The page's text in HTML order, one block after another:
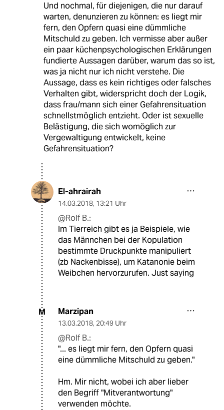
Und nochmal, für diejenigen, die nur darauf
warten, denunzieren zu können: es liegt mir
fern, den Opfern quasi eine dümmliche
Mitschuld zu geben. Ich vermisse aber außer
ein paar küchenpsychologischen Erklärungen
fundierte Aussagen darüber, warum das so ist,
was ja nicht nur ich nicht verstehe. Die
Aussage, dass es kein richtiges oder falsches
Verhalten gibt, widerspricht doch der Logik,
dass frau/mann sich einer Gefahrensituation
schnellstmöglich entzieht. Oder ist sexuelle
Belästigung, die sich womöglich zur
Vergewaltigung entwickelt, keine
Gefahrensituation?
El-ahrairah
14.03.2018, 13:21 Uhr
@Rolf B.:
Im Tierreich gibt es ja Beispiele, wie
das Männchen bei der Kopulation
bestimmte Druckpunkte manipuliert
(zb Nackenbisse), um Katanonie beim
Weibchen hervorzurufen. Just saying
M Marzipan
13.03.2018, 20:49 Uhr
@Rolf B.:
"... es liegt mir fern, den Opfern quasi
eine dümmliche Mitschuld zu geben."
Hm. Mir nicht, wobei ich aber lieber
den Begriff "Mitverantwortung"
verwenden möchte.